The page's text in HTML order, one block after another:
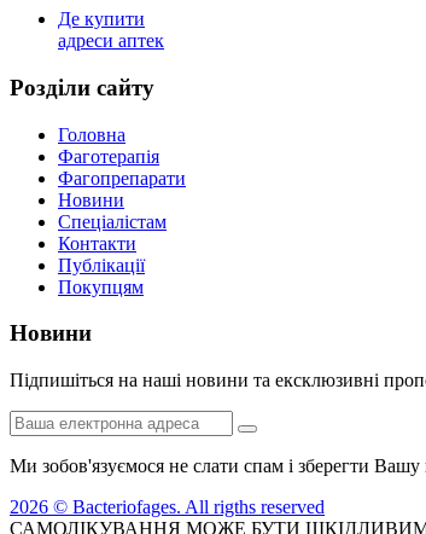
Де купити
адреси аптек
Роздiли сайту
Головна
Фаготерапія
Фагопрепарати
Новини
Спеціалістам
Контакти
Публікації
Покупцям
Новини
Пiдпишiться на нашi новини та ексклюзивні
Ми зобов'язуємося не слати спам і зберегти
2026 © Bacteriofages. All rigths reserved
САМОЛІКУВАННЯ МОЖЕ БУТИ